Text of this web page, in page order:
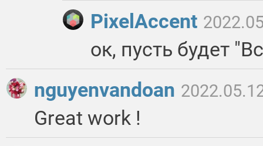
PixelAccent
ок, пусть будет
nguyenvandoan
Great work !